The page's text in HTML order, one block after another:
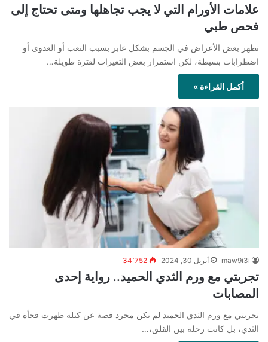
علامات الأورام التي لا يجب تجاهلها ومتى تحتاج إلى
فحص طبي
تظهر بعض الأعراض في الجسم بشكل عابر بسبب التعب أو العدوى أو
اضطرابات بسيطة، لكن استمرار بعض التغيرات لفترة طويلة…
أكمل القراءة »
maw9i3i أبريل 30, 2024 34٬752
تجربتي مع ورم الثدي الحميد.. رواية إحدى
المصابات
تجربتي مع ورم الثدي الحميد لم تكن مجرد قصة عن كتلة ظهرت فجأة في
الثدي، بل كانت رحلة بين القلق،…